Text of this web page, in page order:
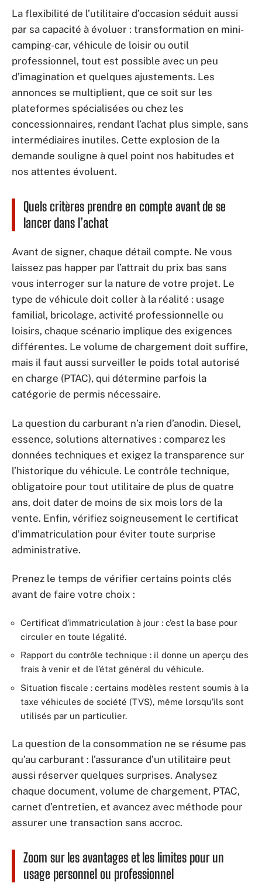
La flexibilité de l’utilitaire d’occasion séduit aussi
par sa capacité à évoluer : transformation en mini-
camping-car, véhicule de loisir ou outil
professionnel, tout est possible avec un peu
d’imagination et quelques ajustements. Les
annonces se multiplient, que ce soit sur les
plateformes spécialisées ou chez les
concessionnaires, rendant l’achat plus simple, sans
intermédiaires inutiles. Cette explosion de la
demande souligne à quel point nos habitudes et
nos attentes évoluent.
Quels critères prendre en compte avant de se
lancer dans l’achat
Avant de signer, chaque détail compte. Ne vous
laissez pas happer par l’attrait du prix bas sans
vous interroger sur la nature de votre projet. Le
type de véhicule doit coller à la réalité : usage
familial, bricolage, activité professionnelle ou
loisirs, chaque scénario implique des exigences
différentes. Le volume de chargement doit suffire,
mais il faut aussi surveiller le poids total autorisé
en charge (PTAC), qui détermine parfois la
catégorie de permis nécessaire.
La question du carburant n’a rien d’anodin. Diesel,
essence, solutions alternatives : comparez les
données techniques et exigez la transparence sur
l’historique du véhicule. Le contrôle technique,
obligatoire pour tout utilitaire de plus de quatre
ans, doit dater de moins de six mois lors de la
vente. Enfin, vérifiez soigneusement le certificat
d’immatriculation pour éviter toute surprise
administrative.
Prenez le temps de vérifier certains points clés
avant de faire votre choix :
Certificat d’immatriculation à jour : c’est la base pour
circuler en toute légalité.
Rapport du contrôle technique : il donne un aperçu des
frais à venir et de l’état général du véhicule.
Situation fiscale : certains modèles restent soumis à la
taxe véhicules de société (TVS), même lorsqu’ils sont
utilisés par un particulier.
La question de la consommation ne se résume pas
qu’au carburant : l’assurance d’un utilitaire peut
aussi réserver quelques surprises. Analysez
chaque document, volume de chargement, PTAC,
carnet d’entretien, et avancez avec méthode pour
assurer une transaction sans accroc.
Zoom sur les avantages et les limites pour un
usage personnel ou professionnel